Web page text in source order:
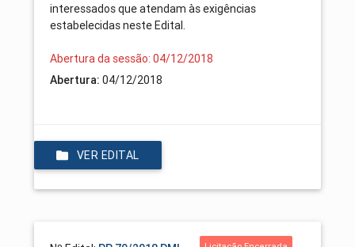
interessados que atendam às exigências
estabelecidas neste Edital.
Abertura da sessão: 04/12/2018
Abertura: 04/12/2018
VER EDITAL